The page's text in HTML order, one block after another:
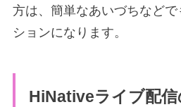
方は、簡単なあいづちなど
ションになります。
HiNativeライブ配